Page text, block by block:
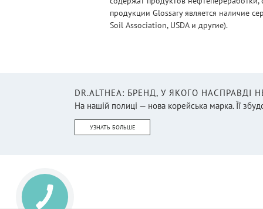
продукции Glossary является наличие
Soil Association, USDA и другие).
DR.ALTHEA: БРЕНД, У ЯКОГО НАСПРАВДІ
На нашій полиці — нова корейська марка. Її
УЗНАТЬ БОЛЬШЕ